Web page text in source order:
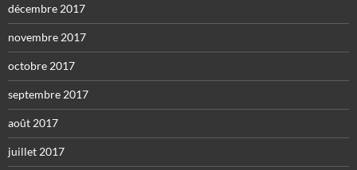
décembre 2017
novembre 2017
octobre 2017
septembre 2017
août 2017
juillet 2017